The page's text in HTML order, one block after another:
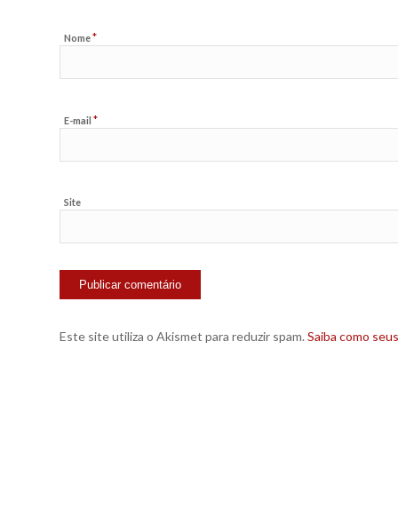
Nome*
E-mail *
Site
Este site utiliza o Akismet para reduzir spam. Saiba como